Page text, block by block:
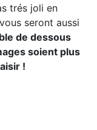
trés joli en
seront aussi
de dessous
soient plus
!